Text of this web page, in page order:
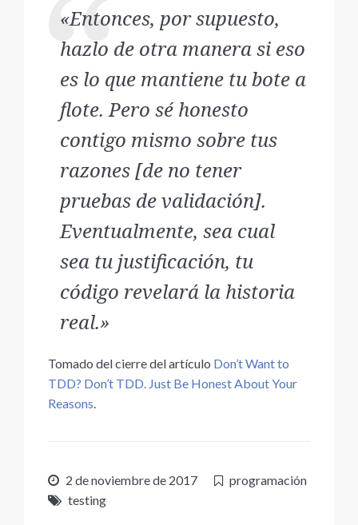
«Entonces, por supuesto,
hazlo de otra manera si eso
es lo que mantiene tu bote a
flote. Pero sé honesto
contigo mismo sobre tus
razones [de no tener
pruebas de validación].
Eventualmente, sea cual
sea tu justificación, tu
código revelará la historia
real.»
Tomado del cierre del artículo Don’t Want to
TDD? Don’t TDD. Just Be Honest About Your
Reasons.
2 de noviembre de 2017
programación
testing